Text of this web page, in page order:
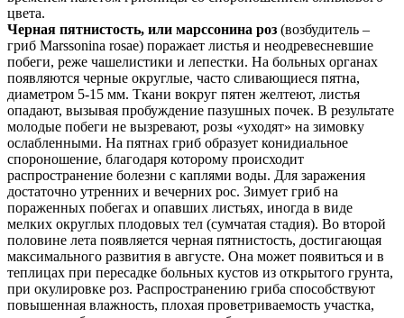
цвета.
Черная пятнистость, или марссонина роз (возбудитель –
гриб Marssonina rosae) поражает листья и неодревесневшие
побеги, реже чашелистики и лепестки. На больных органах
появляются черные округлые, часто сливающиеся пятна,
диаметром 5-15 мм. Ткани вокруг пятен желтеют, листья
опадают, вызывая пробуждение пазушных почек. В результате
молодые побеги не вызревают, розы «уходят» на зимовку
ослабленными. На пятнах гриб образует конидиальное
спороношение, благодаря которому происходит
распространение болезни с каплями воды. Для заражения
достаточно утренних и вечерних рос. Зимует гриб на
пораженных побегах и опавших листьях, иногда в виде
мелких округлых плодовых тел (сумчатая стадия). Во второй
половине лета появляется черная пятнистость, достигающая
максимального развития в августе. Она может появиться и в
теплицах при пересадке больных кустов из открытого грунта,
при окулировке роз. Распространению гриба способствуют
повышенная влажность, плохая проветриваемость участка,